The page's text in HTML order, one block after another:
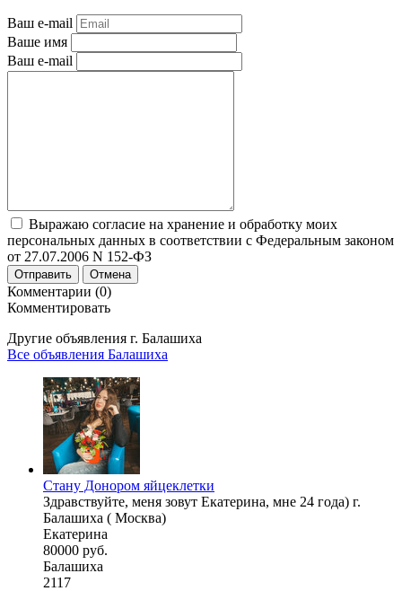
Ваш e-mail
Ваше имя
Ваш e-mail
Выражаю согласие на хранение и обработку моих
персональных данных в соответствии с Федеральным законом
от 27.07.2006 N 152-ФЗ
Отправить Отмена
Комментарии (0)
Комментировать
Другие объявления г. Балашиха
Все объявления Балашиха
Стану Донором яйцеклетки
Здравствуйте, меня зовут Екатерина, мне 24 года) г.
Балашиха ( Москва)
Екатерина
80000 руб.
Балашиха
2117